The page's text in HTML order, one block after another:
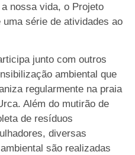
nossa vida, o Projeto
série de atividades ao
junto com outros
ambiental que
regularmente na praia
Além do mutirão de
de resíduos
diversas
são realizadas